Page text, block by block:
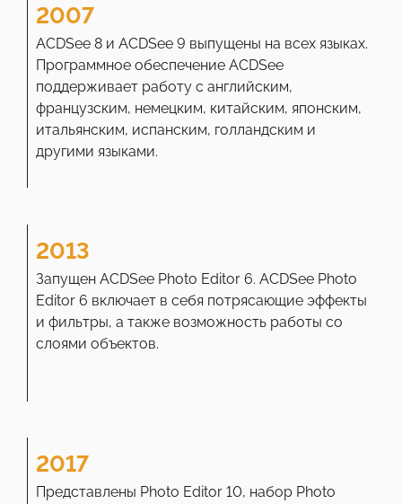
2007
ACDSee 8 и ACDSee 9 выпущены на всех языках.
Программное обеспечение ACDSee
поддерживает работу с английским,
французским, немецким, китайским, японским,
итальянским, испанским, голландским и
другими языками.
2013
Запущен ACDSee Photo Editor 6. ACDSee Photo
Editor 6 включает в себя потрясающие эффекты
и фильтры, а также возможность работы со
слоями объектов.
2017
Представлены Photo Editor 10, набор Photo